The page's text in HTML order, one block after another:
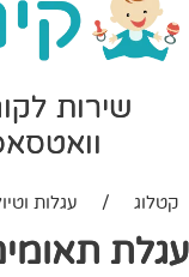
שירות לקוחות 050-
וואטסאפ 050-
קטלוג / עגלות
עגלת